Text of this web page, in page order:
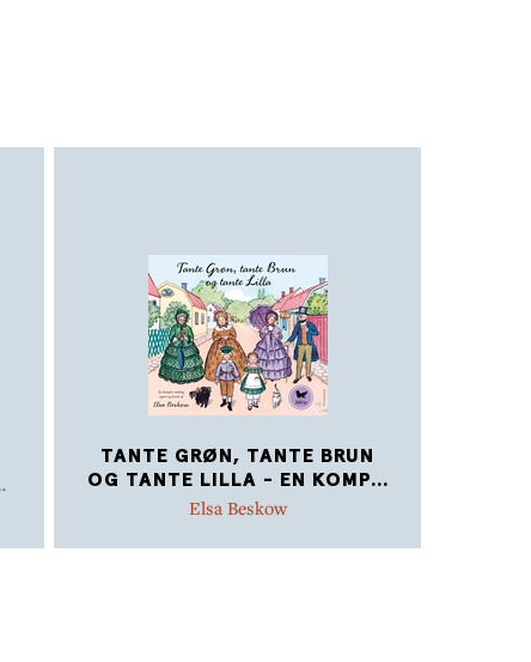
TANTE GRØN, TANTE BRUN
OG TANTE LILLA - EN KOMP...
Elsa Beskow